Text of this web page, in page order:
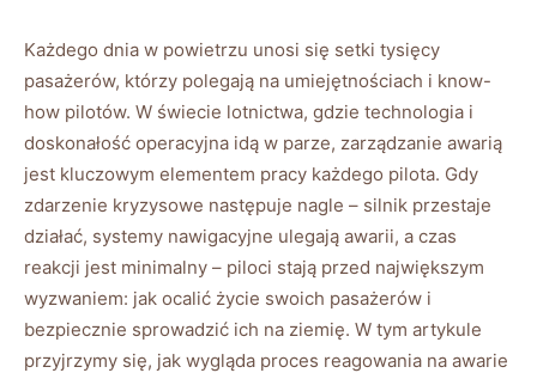
Każdego‌ dnia ⁤w powietrzu ⁣unosi się setki‌ tysięcy⁤
pasażerów, którzy polegają na umiejętnościach i know-
how pilotów.​ W świecie lotnictwa, gdzie⁢ technologia ​i
doskonałość operacyjna idą w parze, zarządzanie awarią⁤
jest kluczowym elementem pracy każdego pilota. Gdy
zdarzenie kryzysowe następuje ⁢nagle ​– silnik przestaje
działać, systemy nawigacyjne ⁢ulegają⁢ awarii, a czas
reakcji⁣ jest ‍minimalny – piloci stają⁣ przed ​największym
⁢wyzwaniem: jak ocalić życie ⁣swoich‌ pasażerów i
bezpiecznie⁢ sprowadzić‍ ich na⁤ ziemię.⁣ W tym artykule
przyjrzymy ‌się, jak wygląda proces reagowania na awarie‌